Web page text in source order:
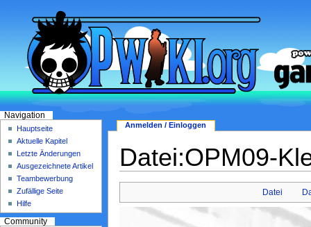
Datei:OPM09-
Datei
Anmelden / Einloggen
Navigation
Hauptseite
Aktuelle Kapitel
Letzte Änderungen
Ausgezeichnete Artikel
Teambewerbung
Zufällige Seite
Hilfe
Community